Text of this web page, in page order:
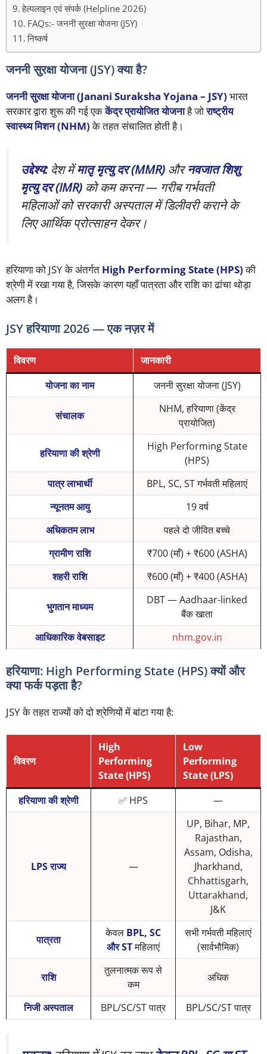
हेल्पलाइन एवं संपर्क (Helpline 2026)
FAQs:- जननी सुरक्षा योजना (JSY)
निष्कर्ष
जननी सुरक्षा योजना (JSY) क्या है?
जननी सुरक्षा योजना (Janani Suraksha Yojana – JSY) भारत
सरकार द्वारा शुरू की गई एककेंद्र प्रायोजित योजनाहै जोराष्ट्रीय
स्वास्थ्य मिशन (NHM)के तहत संचालित होती है।
उद्देश्य:देश मेंमातृ मृत्यु दर (MMR) औरनवजात शिशु
मृत्यु दर (IMR) को कम करना — गरीब गर्भवती
महिलाओं को सरकारी अस्पताल में डिलीवरी कराने के
लिए आर्थिक प्रोत्साहन देकर।
हरियाणा को JSY के अंतर्गत High Performing State (HPS)की
श्रेणी में रखा गया है, जिसके कारण यहाँ पात्रता और राशि का ढांचा थोड़ा
अलग है।
JSY हरियाणा 2026 — एक नज़र में
विवरण
जानकारी
योजना का नाम
जननी सुरक्षा योजना (JSY)
संचालक
NHM, हरियाणा (केंद्र
प्रायोजित)
हरियाणा की श्रेणी
High Performing State
(HPS)
पात्र लाभार्थी
BPL, SC, ST गर्भवती महिलाएं
न्यूनतम आयु
19 वर्ष
अधिकतम लाभ
पहले दो जीवित बच्चे
ग्रामीण राशि
₹700 (माँ) + ₹600 (ASHA)
शहरी राशि
₹600 (माँ) + ₹400 (ASHA)
भुगतान माध्यम
DBT — Aadhaar-linked
बैंक खाता
आधिकारिक वेबसाइट
nhm.gov.in
हरियाणा: High Performing State (HPS) क्यों और
क्या फर्क पड़ता है?
JSY के तहत राज्यों को दो श्रेणियों में बांटा गया है:
विवरण
High
Performing
State (HPS)
Low
Performing
State (LPS)
हरियाणा की श्रेणी
✅ HPS —
LPS राज्य —
UP, Bihar, MP,
Rajasthan,
Assam, Odisha,
Jharkhand,
Chhattisgarh,
Uttarakhand,
J&K
पात्रता
केवल BPL, SC
और STमहिलाएं
सभी गर्भवती महिलाएं
(सार्वभौमिक)
राशि
तुलनात्मक रूप से
कम
अधिक
निजी अस्पताल BPL/SC/ST पात्र BPL/SC/ST पात्र